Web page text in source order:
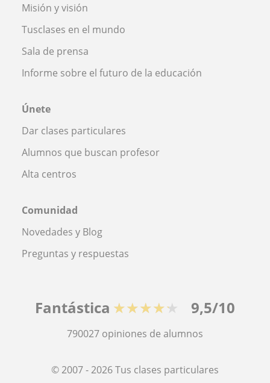
Misión y visión
Tusclases en el mundo
Sala de prensa
Informe sobre el futuro de la educación
Únete
Dar clases particulares
Alumnos que buscan profesor
Alta centros
Comunidad
Novedades y Blog
Preguntas y respuestas
Fantástica ★★★★★ 9,5/10
790027 opiniones de alumnos
© 2007 - 2026 Tus clases particulares